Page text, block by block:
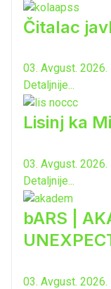
Čitalac
03. Avgust. 2026.
Detaljnije...
Lisinj ka
03. Avgust. 2026.
Detaljnije...
bARS |
03. Avgust. 2026.